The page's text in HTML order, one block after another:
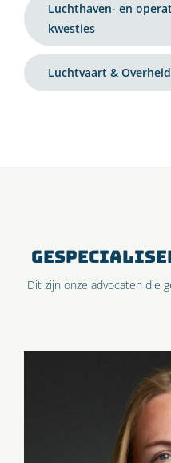
Luchthaven- en
kwesties
Luchtvaart & Overheid
Dit zijn onze advocaten die